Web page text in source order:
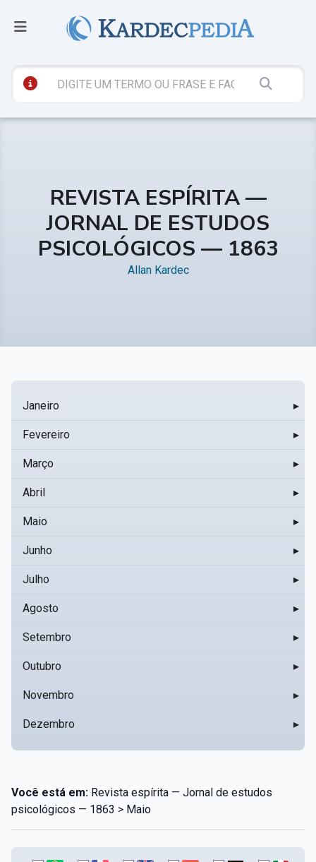
REVISTA ESPÍRITA —
JORNAL DE ESTUDOS
PSICOLÓGICOS — 1863
Allan Kardec
Janeiro ▸
Fevereiro ▸
Março ▸
Abril ▸
Maio ▸
Junho ▸
Julho ▸
Agosto ▸
Setembro ▸
Outubro ▸
Novembro ▸
Dezembro ▸
Você está em: Revista espírita — Jornal de estudos
psicológicos — 1863 > Maio